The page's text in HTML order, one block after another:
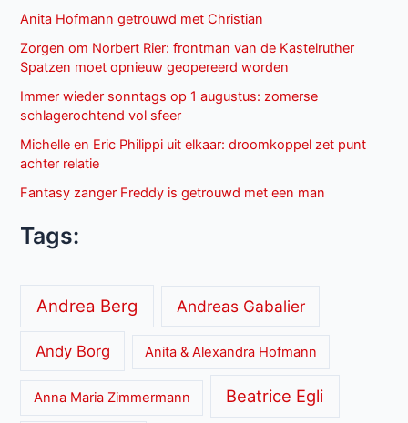
Anita Hofmann getrouwd met Christian
Zorgen om Norbert Rier: frontman van de Kastelruther
Spatzen moet opnieuw geopereerd worden
Immer wieder sonntags op 1 augustus: zomerse
schlagerochtend vol sfeer
Michelle en Eric Philippi uit elkaar: droomkoppel zet punt
achter relatie
Fantasy zanger Freddy is getrouwd met een man
Tags:
Andrea Berg Andreas Gabalier
Andy Borg Anita & Alexandra Hofmann
Anna Maria Zimmermann Beatrice Egli